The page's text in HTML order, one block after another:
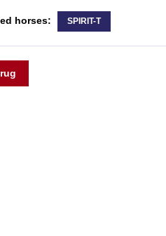
horses: SPIRIT-T